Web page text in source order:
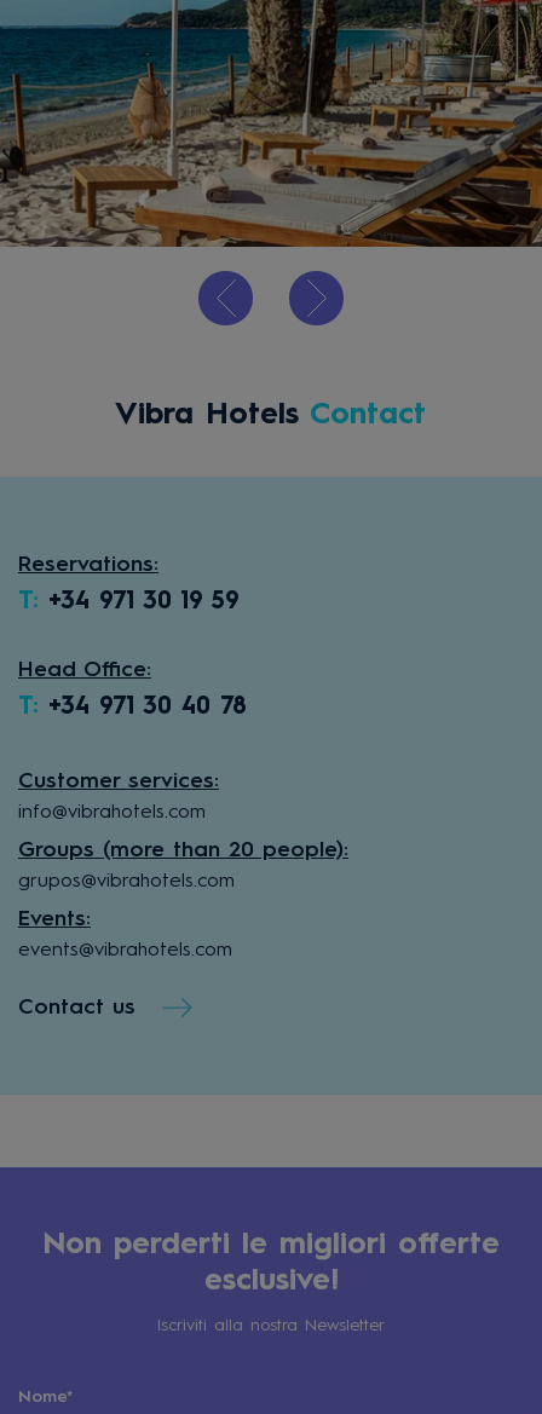
Vibra Hotels Contact
Reservations:
T: +34 971 30 19 59
Head Office:
T: +34 971 30 40 78
Customer services:
info@vibrahotels.com
Groups (more than 20 people):
grupos@vibrahotels.com
Events:
events@vibrahotels.com
Contact us
Non perderti le migliori offerte
esclusive!
Iscriviti alla nostra Newsletter